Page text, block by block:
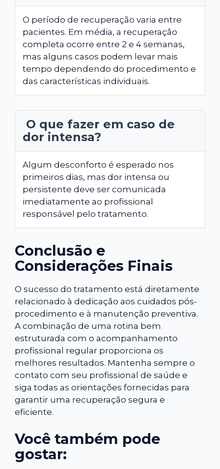
O período de recuperação varia entre
pacientes. Em média, a recuperação
completa ocorre entre 2 e 4 semanas,
mas alguns casos podem levar mais
tempo dependendo do procedimento e
das características individuais.
O que fazer em caso de
dor intensa?
Algum desconforto é esperado nos
primeiros dias, mas dor intensa ou
persistente deve ser comunicada
imediatamente ao profissional
responsável pelo tratamento.
Conclusão e
Considerações Finais
O sucesso do tratamento está diretamente
relacionado à dedicação aos cuidados pós-
procedimento e à manutenção preventiva.
A combinação de uma rotina bem
estruturada com o acompanhamento
profissional regular proporciona os
melhores resultados. Mantenha sempre o
contato com seu profissional de saúde e
siga todas as orientações fornecidas para
garantir uma recuperação segura e
eficiente.
Você também pode
gostar: